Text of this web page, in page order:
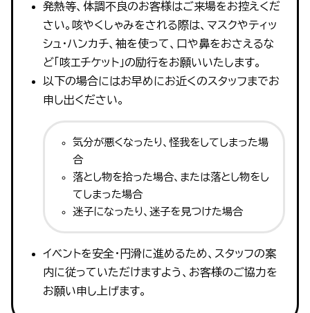
発熱等、体調不良のお客様はご来場をお控えくだ
さい。咳やくしゃみをされる際は、マスクやティッ
シュ・ハンカチ、袖を使って、口や鼻をおさえるな
ど「咳エチケット」の励行をお願いいたします。
以下の場合にはお早めにお近くのスタッフまでお
申し出ください。
気分が悪くなったり、怪我をしてしまった場
合
落とし物を拾った場合、または落とし物をし
てしまった場合
迷子になったり、迷子を見つけた場合
イベントを安全・円滑に進めるため、スタッフの案
内に従っていただけますよう、お客様のご協力を
お願い申し上げます。